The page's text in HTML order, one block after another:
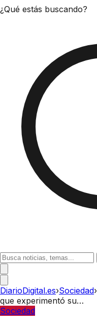
¿Qué estás buscando?
DiarioDigital.es›Sociedad›
que experimentó su…
Sociedad